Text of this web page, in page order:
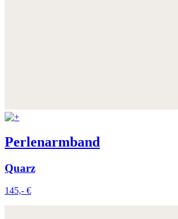
Perlenarmband
Quarz
145,- €